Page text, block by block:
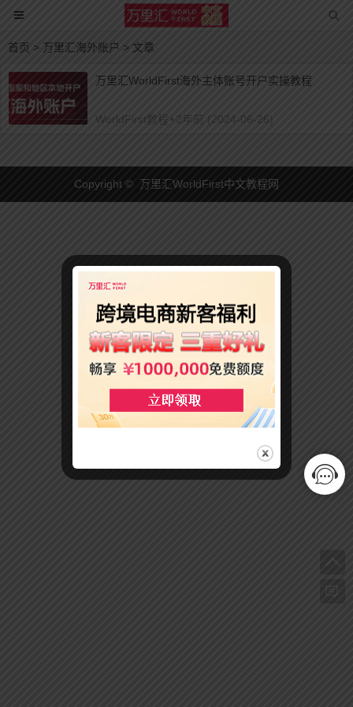
首页 > 万里汇海外账户 > 文章
万里汇WorldFirst海外主体账号开户实操教程
WorldFirst教程 • 2年前 (2024-06-26)
Copyright © 万里汇WorldFirst中文教程网